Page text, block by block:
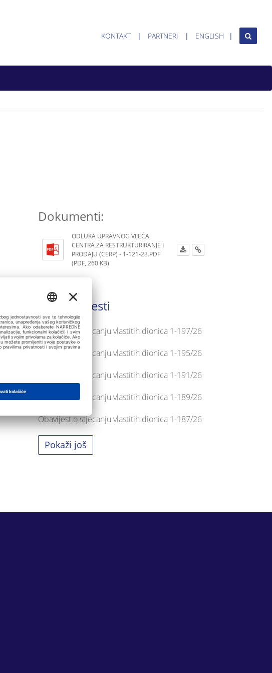
KONTAKT PARTNERI ENGLISH
Dokumenti:
ODLUKA UPRAVNOG VIJEĆA
CENTRA ZA RESTRUKTURIRANJE I
PRODAJU (CERP) - 1-121-23.PDF
(PDF, 260 KB)
Zadnje vijesti
Obavijest o stjecanju vlastitih dionica 1-197/26
Obavijest o stjecanju vlastitih dionica 1-195/26
Obavijest o stjecanju vlastitih dionica 1-191/26
Obavijest o stjecanju vlastitih dionica 1-189/26
Obavijest o stjecanju vlastitih dionica 1-187/26
Pokaži još